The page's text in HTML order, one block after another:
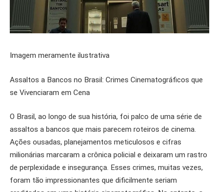
Imagem meramente ilustrativa
Assaltos a Bancos no Brasil: Crimes Cinematográficos que
se Vivenciaram em Cena
O Brasil, ao longo de sua história, foi palco de uma série de
assaltos a bancos que mais parecem roteiros de cinema.
Ações ousadas, planejamentos meticulosos e cifras
milionárias marcaram a crônica policial e deixaram um rastro
de perplexidade e insegurança. Esses crimes, muitas vezes,
foram tão impressionantes que dificilmente seriam